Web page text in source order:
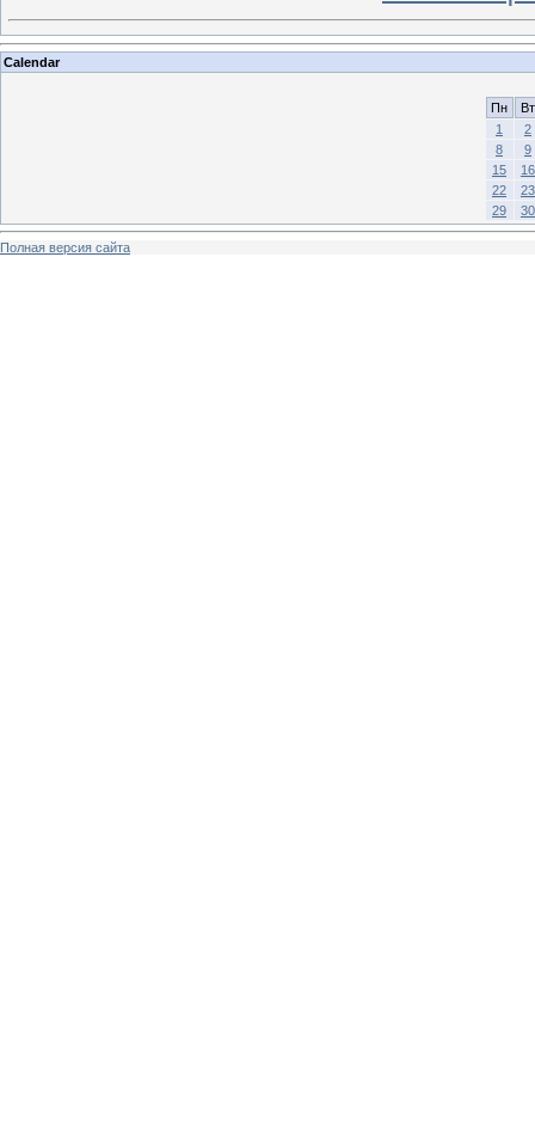
Calendar
Пн
Вт
1
2
8
9
15
16
22
23
29
30
Полная версия сайта